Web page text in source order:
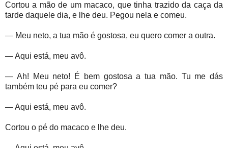
Cortou a mão de um macaco, que tinha trazido da caça da
tarde daquele dia, e lhe deu. Pegou nela e comeu.
— Meu neto, a tua mão é gostosa, eu quero comer a outra.
— Aqui está, meu avô.
— Ah! Meu neto! É bem gostosa a tua mão. Tu me dás
também teu pé para eu comer?
— Aqui está, meu avô.
Cortou o pé do macaco e lhe deu.